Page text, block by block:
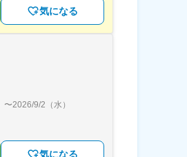
気になる
〜2026/9/2（水）
気になる